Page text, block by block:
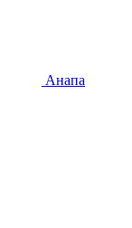
Анапа